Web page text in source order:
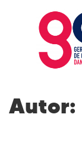
Autor: